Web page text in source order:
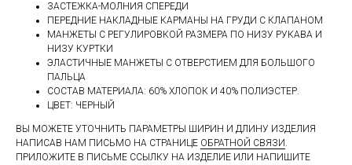
ЗАСТЕЖКА-МОЛНИЯ СПЕРЕДИ
ПЕРЕДНИЕ НАКЛАДНЫЕ КАРМАНЫ НА ГРУДИ С КЛАПАНОМ
МАНЖЕТЫ С РЕГУЛИРОВКОЙ РАЗМЕРА ПО НИЗУ РУКАВА И
НИЗУ КУРТКИ
ЭЛАСТИЧНЫЕ МАНЖЕТЫ С ОТВЕРСТИЕМ ДЛЯ БОЛЬШОГО
ПАЛЬЦА
СОСТАВ МАТЕРИАЛА: 60% ХЛОПОК И 40% ПОЛИЭСТЕР.
ЦВЕТ: ЧЕРНЫЙ
ВЫ МОЖЕТЕ УТОЧНИТЬ ПАРАМЕТРЫ ШИРИН И ДЛИНУ ИЗДЕЛИЯ
НАПИСАВ НАМ ПИСЬМО НА СТРАНИЦЕ ОБРАТНОЙ СВЯЗИ.
ПРИЛОЖИТЕ В ПИСЬМЕ ССЫЛКУ НА ИЗДЕЛИЕ ИЛИ НАПИШИТЕ